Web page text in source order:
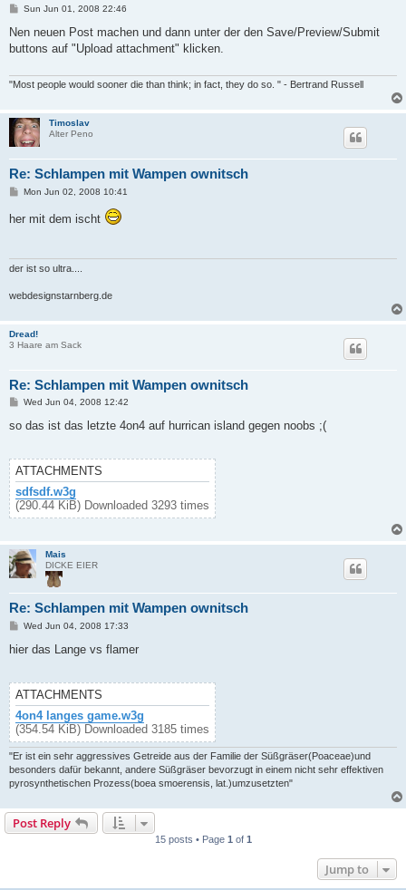
P
s
Sun Jun 01, 2008 22:46
Nen neuen Post machen und dann unter der den Save/Preview/Submit
buttons auf "Upload attachment" klicken.
"Most people would sooner die than think; in fact, they do so. " - Bertrand Russell
Timoslav
Alter Peno
Re: Schlampen mit Wampen ownitsch
P
t
Mon Jun 02, 2008 10:41
her mit dem ischt
der ist so ultra....
webdesignstarnberg.de
Dread!
3 Haare am Sack
Re: Schlampen mit Wampen ownitsch
P
s
Wed Jun 04, 2008 12:42
so das ist das letzte 4on4 auf hurrican island gegen noobs ;(
ATTACHMENTS
sdfsdf.w3g
(290.44 KiB) Downloaded 3293 times
Mais
DICKE EIER
Re: Schlampen mit Wampen ownitsch
P
s
Wed Jun 04, 2008 17:33
hier das Lange vs flamer
ATTACHMENTS
4on4 langes game.w3g
(354.54 KiB) Downloaded 3185 times
"Er ist ein sehr aggressives Getreide aus der Familie der Süßgräser(Poaceae)und
besonders dafür bekannt, andere Süßgräser bevorzugt in einem nicht sehr effektiven
pyrosynthetischen Prozess(boea smoerensis, lat.)umzusetzten"
Post Reply
15 posts • Page 1 of 1
Jump to